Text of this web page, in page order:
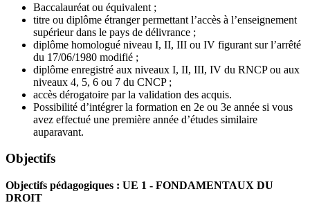
Baccalauréat ou équivalent ;
titre ou diplôme étranger permettant l’accès à l’enseignement
supérieur dans le pays de délivrance ;
diplôme homologué niveau I, II, III ou IV figurant sur l’arrêté
du 17/06/1980 modifié ;
diplôme enregistré aux niveaux I, II, III, IV du RNCP ou aux
niveaux 4, 5, 6 ou 7 du CNCP ;
accès dérogatoire par la validation des acquis.
Possibilité d’intégrer la formation en 2e ou 3e année si vous
avez effectué une première année d’études similaire
auparavant.
Objectifs
Objectifs pédagogiques : UE 1 - FONDAMENTAUX DU
DROIT